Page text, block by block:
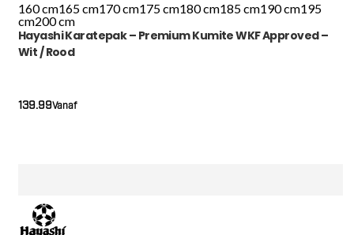
160 cm165 cm170 cm175 cm180 cm185 cm190 cm195
cm200 cm
Hayashi Karatepak – Premium Kumite WKF Approved –
Wit / Rood
Vanaf
139.99